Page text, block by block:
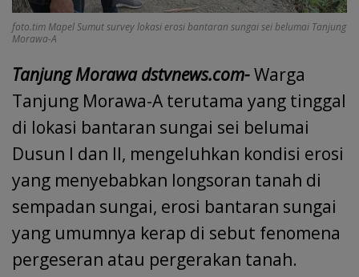
foto.tim Mapel Sumut survey lokasi erosi bantaran sungai sei belumai Tanjung
Morawa-A
Tanjung Morawa dstvnews.com-Warga
Tanjung Morawa-A terutama yang tinggal
di lokasi bantaran sungai sei belumai
Dusun I dan II, mengeluhkan kondisi erosi
yang menyebabkan longsoran tanah di
sempadan sungai, erosi bantaran sungai
yang umumnya kerap di sebut fenomena
pergeseran atau pergerakan tanah.